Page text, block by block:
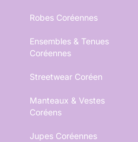
Robes Coréennes
Ensembles & Tenues
Coréennes
Streetwear Coréen
Manteaux & Vestes
Coréens
Jupes Coréennes